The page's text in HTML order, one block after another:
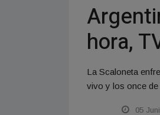
hora,
La Scaloneta
vivo y los once de
05